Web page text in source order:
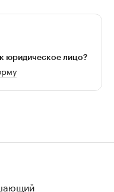
юридическое лицо?